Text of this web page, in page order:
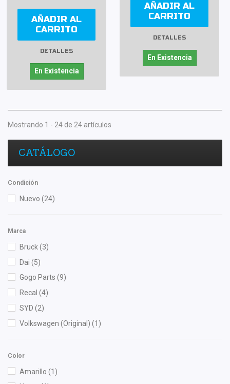
AÑADIR AL
CARRITO
DETALLES
En Existencia
AÑADIR AL
CARRITO
DETALLES
En Existencia
Mostrando 1 - 24 de 24 artículos
CATÁLOGO
Condición
Nuevo (24)
Marca
Bruck(3)
Dai (5)
Gogo Parts (9)
Recal (4)
SYD (2)
Volkswagen (Original) (1)
Color
Amarillo (1)